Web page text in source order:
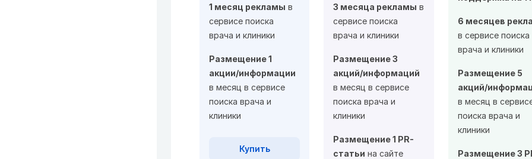
1 месяц рекламы в
сервисе поиска
врача и клиники
Размещение 1
акции/информации
в месяц в сервисе
поиска врача и
клиники
Купить
3 месяца рекламы в
сервисе поиска
врача и клиники
Размещение 3
акций/информаций
в месяц в сервисе
поиска врача и
клиники
Размещение 1 PR-
статьи на сайте
6 месяцев
в сервисе поиска
врача и клиники
Размещение 5
акций/
в месяц в
поиска врача и
клиники
Размещение 3